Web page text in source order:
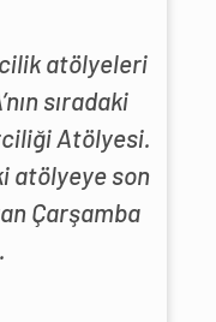
atölyeleri
sıradaki
Atölyesi.
atölyeye son
Çarşamba